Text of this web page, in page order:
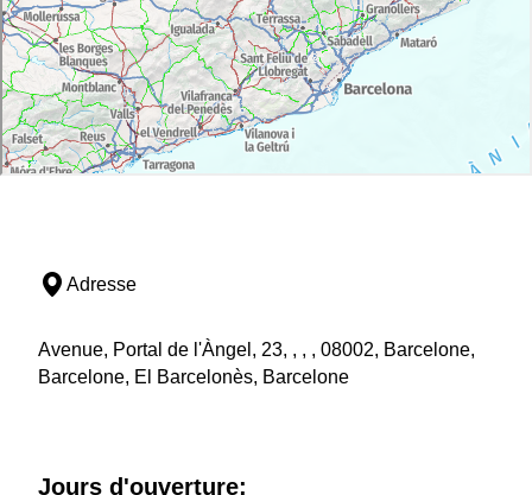
Adresse
Avenue, Portal de l'Àngel, 23, , , , 08002, Barcelone,
Barcelone, El Barcelonès, Barcelone
Jours d'ouverture: